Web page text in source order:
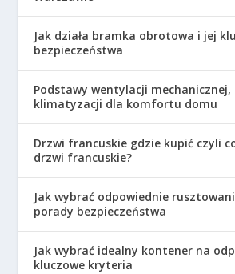
Jak działa bramka obrotowa i jej
bezpieczeństwa
Podstawy wentylacji mechanicznej,
klimatyzacji dla komfortu domu
Drzwi francuskie gdzie kupić czyli
drzwi francuskie?
Jak wybrać odpowiednie
porady bezpieczeństwa
Jak wybrać idealny kontener na
kluczowe kryteria